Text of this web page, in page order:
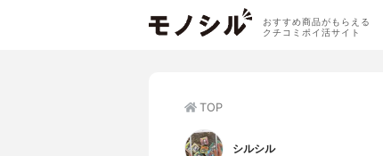
おすすめ商品がもらえる
クチコミポイ活サイト
TOP
シルシル